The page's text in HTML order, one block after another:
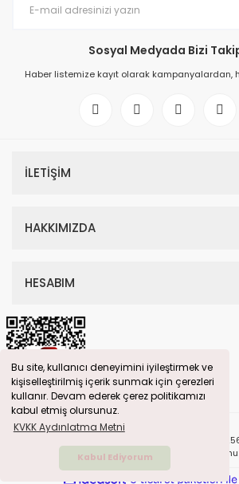
Bu site, kullanıcı deneyimini iyileştirmek ve
kişiselleştirilmiş içerik sunmak için çerezleri
kullanır. Devam ederek çerez politikamızı
kabul etmiş olursunuz.
KVKK Aydınlatma Metni
Kabul Ediyorum
Sosyal Medyada Bizi
Haber listemize kayıt olarak kampanyalardan,
İLETİŞİM
HAKKIMIZDA
HESABIM
© Tüm Hakları Saklıdır. Kredi kartı bilgileriniz
korunmaktadır. Design By
ideasoft e-